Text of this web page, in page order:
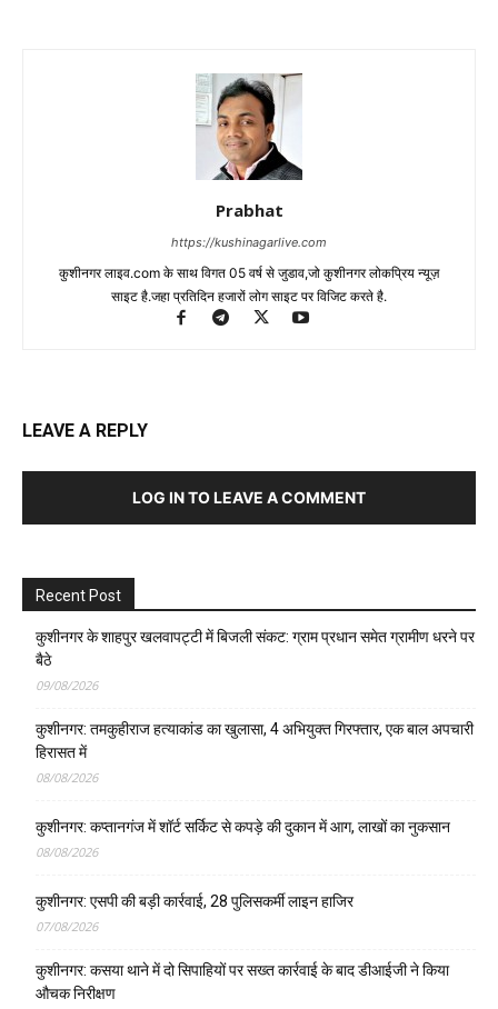
Prabhat
https://kushinagarlive.com
कुशीनगर लाइव.com के साथ विगत 05 वर्ष से जुडाव,जो कुशीनगर लोकप्रिय न्यूज़
साइट है.जहा प्रतिदिन हजारों लोग साइट पर विजिट करते है.
LEAVE A REPLY
LOG IN TO LEAVE A COMMENT
Recent Post
कुशीनगर के शाहपुर खलवापट्टी में बिजली संकट: ग्राम प्रधान समेत ग्रामीण धरने पर
बैठे
09/08/2026
कुशीनगर: तमकुहीराज हत्याकांड का खुलासा, 4 अभियुक्त गिरफ्तार, एक बाल अपचारी
हिरासत में
08/08/2026
कुशीनगर: कप्तानगंज में शॉर्ट सर्किट से कपड़े की दुकान में आग, लाखों का नुकसान
08/08/2026
कुशीनगर: एसपी की बड़ी कार्रवाई, 28 पुलिसकर्मी लाइन हाजिर
07/08/2026
कुशीनगर: कसया थाने में दो सिपाहियों पर सख्त कार्रवाई के बाद डीआईजी ने किया
औचक निरीक्षण